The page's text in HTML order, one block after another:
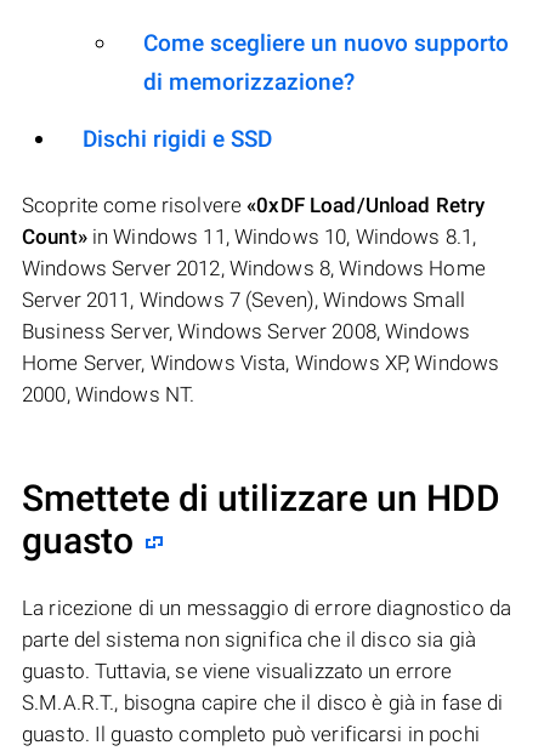
Come scegliere un nuovo supporto
di memorizzazione?
Dischi rigidi e SSD
Scoprite come risolvere«0xDF Load/Unload Retry
Count»in Windows 11, Windows 10, Windows 8.1,
Windows Server 2012, Windows 8, Windows Home
Server 2011, Windows 7 (Seven), Windows Small
Business Server, Windows Server 2008, Windows
Home Server, Windows Vista, Windows XP, Windows
2000, Windows NT.
Smettete di utilizzare un HDD
guasto
La ricezione di un messaggio di errore diagnostico da
parte del sistema non significa che il disco sia già
guasto. Tuttavia, se viene visualizzato un errore
S.M.A.R.T., bisogna capire che il disco è già in fase di
guasto. Il guasto completo può verificarsi in pochi